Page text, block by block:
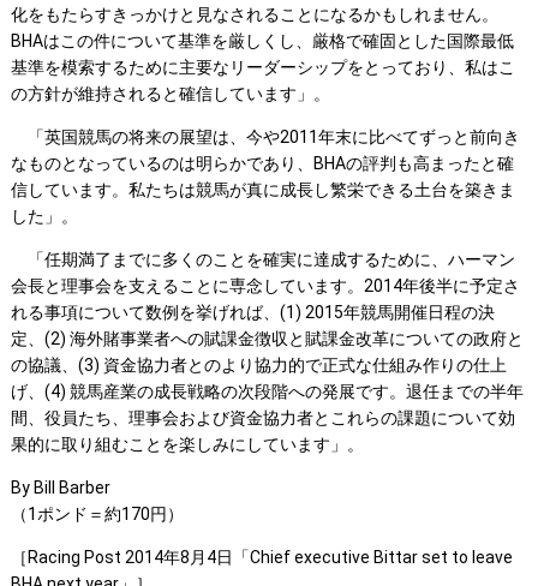
化をもたらすきっかけと見なされることになるかもしれません。
BHAはこの件について基準を厳しくし、厳格で確固とした国際最低
基準を模索するために主要なリーダーシップをとっており、私はこ
の方針が維持されると確信しています」。
「英国競馬の将来の展望は、今や2011年末に比べてずっと前向き
なものとなっているのは明らかであり、BHAの評判も高まったと確
信しています。私たちは競馬が真に成長し繁栄できる土台を築きま
した」。
「任期満了までに多くのことを確実に達成するために、ハーマン
会長と理事会を支えることに専念しています。2014年後半に予定さ
れる事項について数例を挙げれば、(1) 2015年競馬開催日程の決
定、(2) 海外賭事業者への賦課金徴収と賦課金改革についての政府と
の協議、(3) 資金協力者とのより協力的で正式な仕組み作りの仕上
げ、(4) 競馬産業の成長戦略の次段階への発展です。退任までの半年
間、役員たち、理事会および資金協力者とこれらの課題について効
果的に取り組むことを楽しみにしています」。
By Bill Barber
（1ポンド＝約170円）
［Racing Post 2014年8月4日「Chief executive Bittar set to leave